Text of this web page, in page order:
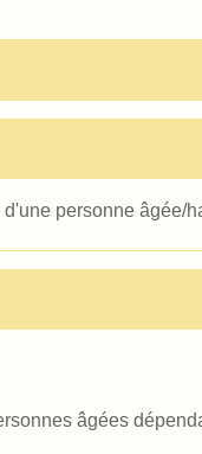
personne âgée/
âgées